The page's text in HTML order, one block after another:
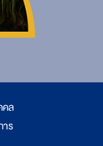
คล
าร